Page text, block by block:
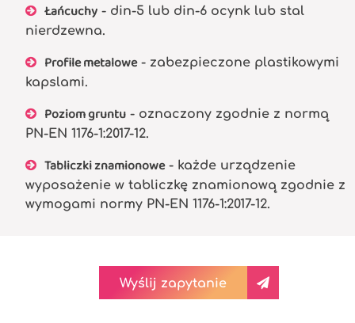
Łańcuchy - din-5 lub din-6 ocynk lub stal
nierdzewna.
Profile metalowe- zabezpieczone plastikowymi
kapslami.
Poziom gruntu - oznaczony zgodnie z normą
PN-EN 1176-1:2017-12.
Tabliczki znamionowe- każde urządzenie
wyposażenie w tabliczkę znamionową zgodnie z
wymogami normy PN-EN 1176-1:2017-12.
Wyślij zapytanie